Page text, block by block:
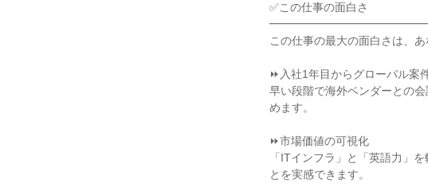
✅この仕事の面白さ
この仕事の最大の面白さは、
⏩入社1年目からグローバル案
早い段階で海外ベンダーとの
めます。
⏩市場価値の可視化
「ITインフラ」と「英語力」
とを実感できます。